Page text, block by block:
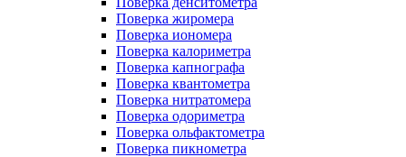
Поверка жиромера
Поверка иономера
Поверка калориметра
Поверка капнографа
Поверка квантометра
Поверка нитратомера
Поверка одориметра
Поверка ольфактометра
Поверка пикнометра